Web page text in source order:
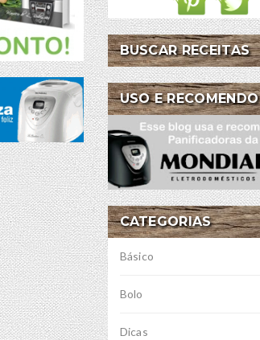
BUSCAR RECEITAS
USO E RECOMENDO
CATEGORIAS
Básico
Bolo
Dicas